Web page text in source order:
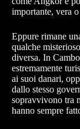
importante, vera
Eppure rimane
qualche
diversa. In
estremamente
ai suoi danari,
dallo stesso
sopravvivono tra
hanno sempre